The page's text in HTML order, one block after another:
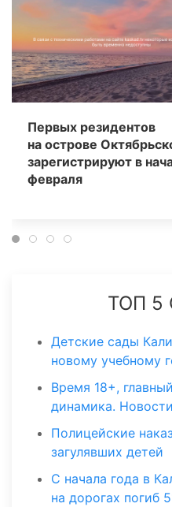
Первых резидентов
на острове
зарегистрируют в
февраля
ТОП 5
Детские сады
новому учебному
Время 18+,
динамика.
Полицейские
загулявших детей
С начала года в
на дорогах погиб